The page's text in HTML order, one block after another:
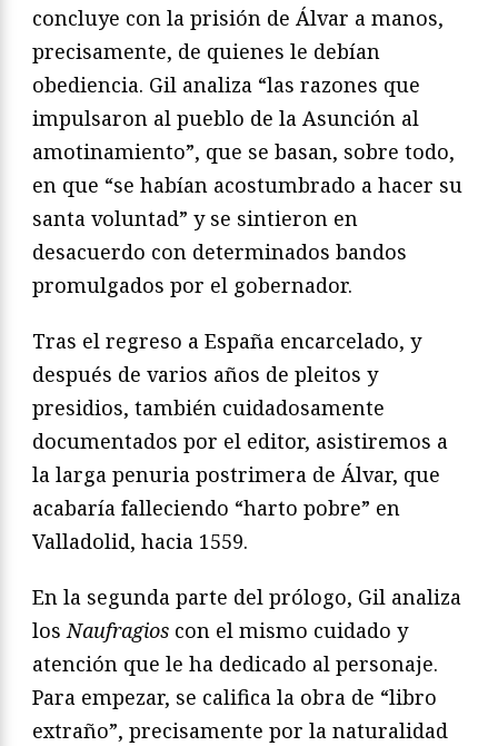
concluye con la prisión de Álvar a manos,
precisamente, de quienes le debían
obediencia. Gil analiza “las razones que
impulsaron al pueblo de la Asunción al
amotinamiento”, que se basan, sobre todo,
en que “se habían acostumbrado a hacer su
santa voluntad” y se sintieron en
desacuerdo con determinados bandos
promulgados por el gobernador.
Tras el regreso a España encarcelado, y
después de varios años de pleitos y
presidios, también cuidadosamente
documentados por el editor, asistiremos a
la larga penuria postrimera de Álvar, que
acabaría falleciendo “harto pobre” en
Valladolid, hacia 1559.
En la segunda parte del prólogo, Gil analiza
losNaufragios con el mismo cuidado y
atención que le ha dedicado al personaje.
Para empezar, se califica la obra de “libro
extraño”, precisamente por la naturalidad